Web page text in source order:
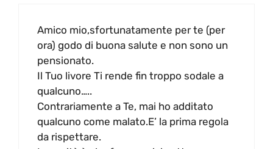
Amico mio,sfortunatamente per te (per
ora) godo di buona salute e non sono un
pensionato.
Il Tuo livore Ti rende fin troppo sodale a
qualcuno…..
Contrariamente a Te, mai ho additato
qualcuno come malato.E’ la prima regola
da rispettare.